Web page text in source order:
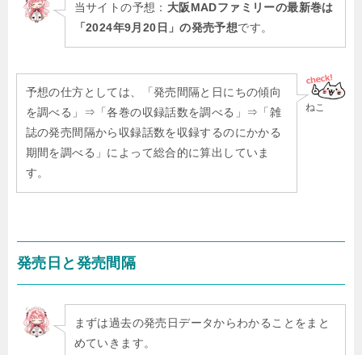
当サイトの予想： 大阪MADファミリーの最新巻は
「2024年9月20日」の発売予想です。
ねこ
予想の仕方としては、「発売間隔と日にちの傾向
を調べる」⇒「各巻の収録話数を調べる」⇒「雑
誌の発売間隔から収録話数を収録するのにかかる
期間を調べる」によって総合的に算出していま
す。
発売日と発売間隔
まずは過去の発売日データからわかることをまと
めていきます。